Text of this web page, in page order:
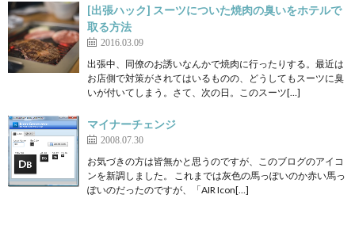
[出張ハック] スーツについた焼肉の臭いをホテルで
取る方法
2016.03.09
出張中、同僚のお誘いなんかで焼肉に行ったりする。最近は
お店側で対策がされてはいるものの、どうしてもスーツに臭
いが付いてしまう。さて、次の日。このスーツ[…]
マイナーチェンジ
2008.07.30
お気づきの方は皆無かと思うのですが、このブログのアイコ
ンを新調しました。 これまでは灰色の馬っぽいのか赤い馬っ
ぽいのだったのですが、「AIR Icon[…]